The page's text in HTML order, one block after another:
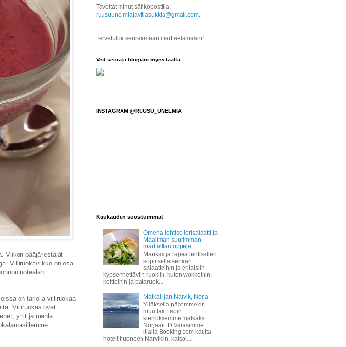
Viikon pääjärjestäjät
Villiruokaviikko on osa
on tarjolla villiruokaa
Villiruokaa ovat
yrtit ja mahla.
Tavoitat minut sähköpostilla:
ruusuunelmiajavillasukkia@gmail.com.
Tervetuloa seuraamaan marttaelämääni!
Voit seurata blogiani myös täältä
INSTAGRAM @RUUSU_UNELMIA
Kuukauden suosituimmat
Omena-lehtisellerisalaatti ja
Maailman suurimman
marttaillan oppeja
Maukas ja rapea lehtiselleri
sopii sellaisenaan
salaatteihin ja erilaisiin
kypsennettäviin ruokiin, kuten wokkeihin,
keittoihin ja pataruok...
Matkailijan Narvik, Norja
Ylläksellä päätimmekin
muuttaa Lapin
kierroksemme matkaksi
Norjaan :D Varasimme
illalla Booking.com kautta
hotellihuoneen Narvikiin, katsoi...